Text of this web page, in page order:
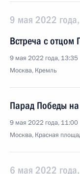
9 мая 2022
Встреча с отцом
9 мая 2022 года, 13:35
Москва, Кремль
Парад Победы
9 мая 2022 года, 11:00
Москва, Красная
6 мая 2022